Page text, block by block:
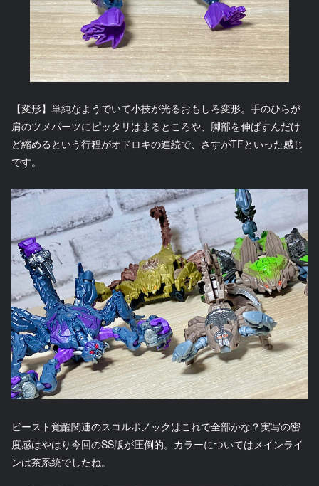
【変形】単純なようでいて小技が光るおもしろ変形。手のひらが
肩のツメパーツにピッタリはまるところや、脚部を伸ばすんだけ
ど縮めるという行程がオドロキの連続で、さすがTFといった感じ
です。
ビースト覚醒関連のスコルポノックはこれで全部かな？実写の密
度感はやはり今回のSS版が圧倒的。カラーについてはメインライ
ンは茶系統でしたね。